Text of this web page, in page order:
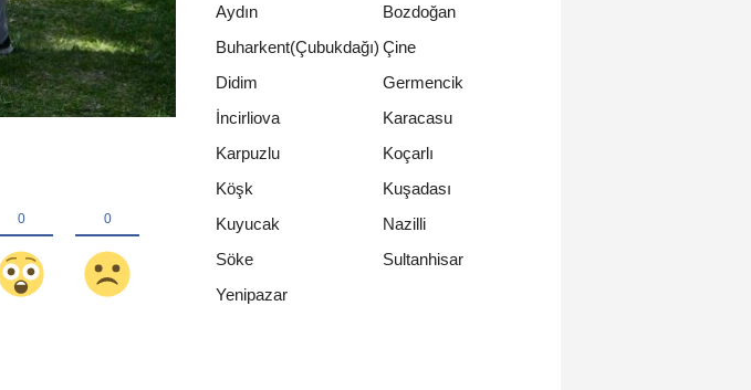
Aydın
Bozdoğan
Buharkent(Çubukdağı) Çine
Didim
Germencik
İncirliova
Karacasu
Karpuzlu
Koçarlı
Köşk
Kuşadası
Kuyucak
Nazilli
Söke
Sultanhisar
Yenipazar